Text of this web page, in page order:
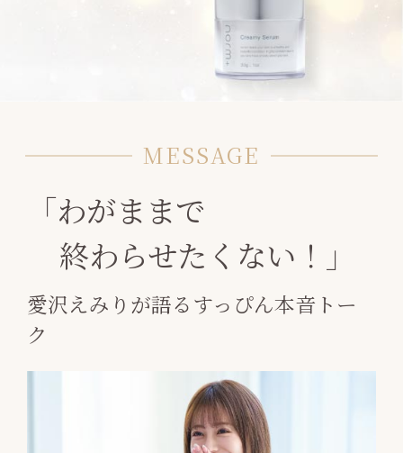
MESSAGE
「わがままで
終わらせたくない！」
愛沢えみりが語るすっぴん本音トー
ク